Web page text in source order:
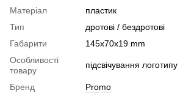
Матеріал
пластик
Тип
дротові / бездротові
Габарити
145х70х19 mm
Особливості
товару
підсвічування логотипу
Бренд
Promo